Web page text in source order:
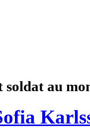
soldat au